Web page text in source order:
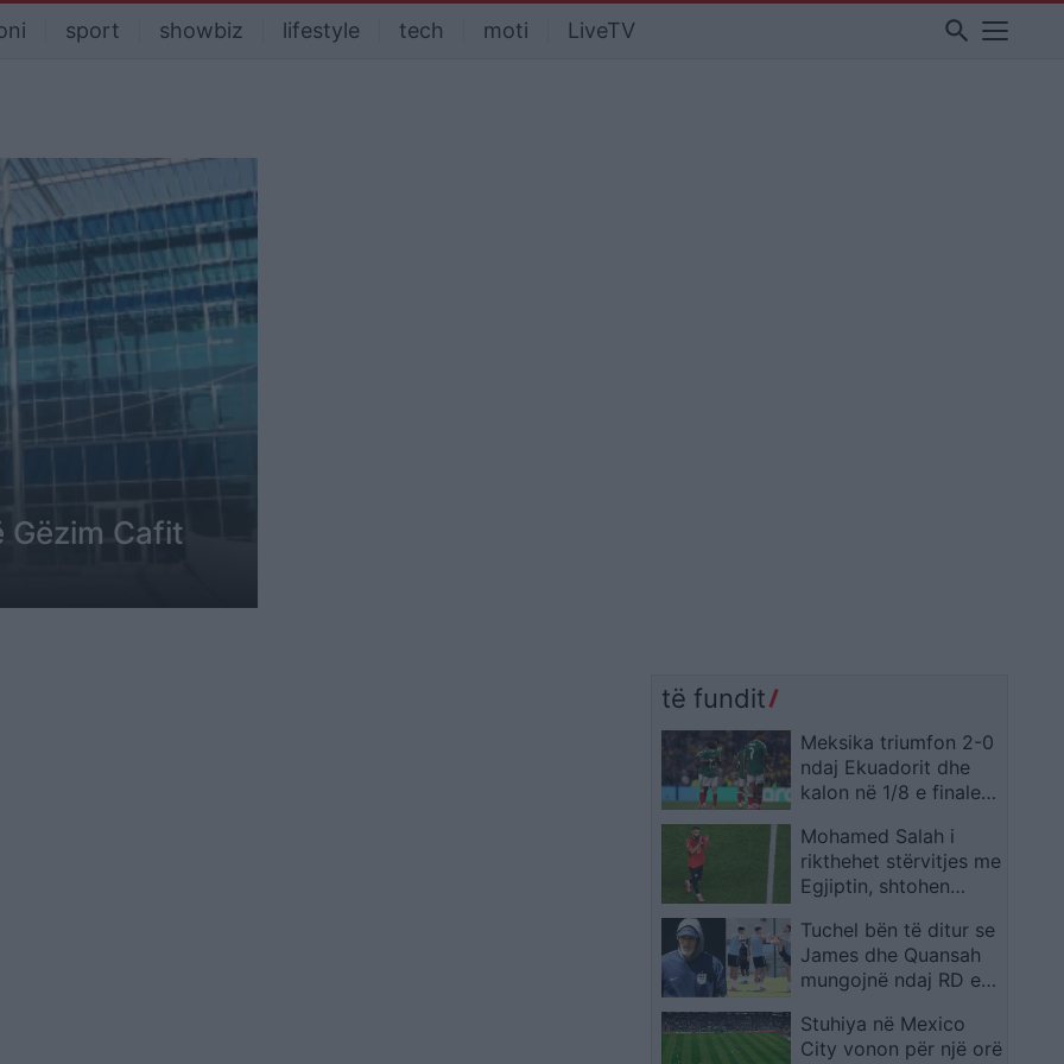
sport showbiz lifestyle tech moti LiveTV search
Gëzim Cafit
të fundit
Meksika triumfon 2-0
ndaj Ekuadorit dhe
kalon në 1/8 e finales
Mohamed Salah i
rikthehet stërvitjes me
Egjiptin, shtohen
ndaj Australisë
Tuchel bën të ditur se
James dhe Quansah
mungojnë ndaj RD e
Stuhiya në Mexico
City vonon për një orë